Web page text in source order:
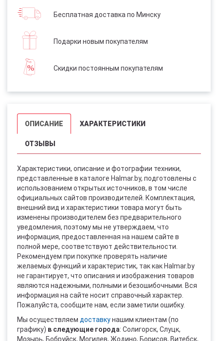
Бесплатная доставка по Минску
Подарки новым покупателям
Скидки постоянным покупателям
ОПИСАНИЕ ХАРАКТЕРИСТИКИ
ОТЗЫВЫ
Характеристики, описание и фотографии техники,
представленные в каталоге Halmar.by, подготовлены с
использованием открытых источников, в том числе
официальных сайтов производителей. Комплектация,
внешний вид и характеристики товара могут быть
изменены производителем без предварительного
уведомления, поэтому мы не утверждаем, что
информация, предоставленная на нашем сайте в
полной мере, соответствуют действительности.
Рекомендуем при покупке проверять наличие
желаемых функций и характеристик, так как Halmar.by
не гарантирует, что описания и изображения товаров
являются надежными, полными и безошибочными. Вся
информация на сайте носит справочный характер.
Пожалуйста, сообщите нам, если заметили ошибку.
Мы осуществляем доставкунашим клиентам (по
графику) в следующие города: Солигорск, Слуцк,
Мозырь, Бобруйск, Могилев, Жодино, Борисов, Витебск,